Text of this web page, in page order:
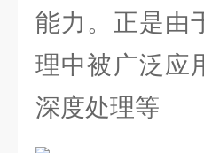
能力。正是由
理中被广泛应
深度处理等